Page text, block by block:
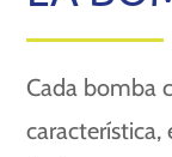
Cada bomba
característica,